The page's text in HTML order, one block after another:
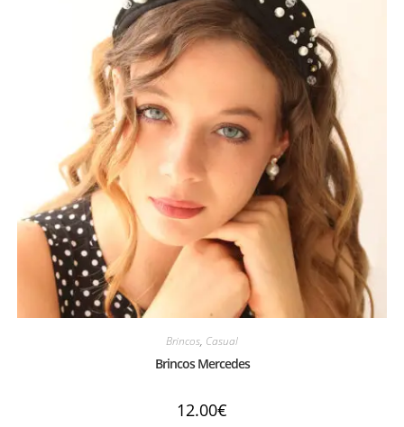
Brincos, Casual
Brincos Mercedes
12.00€